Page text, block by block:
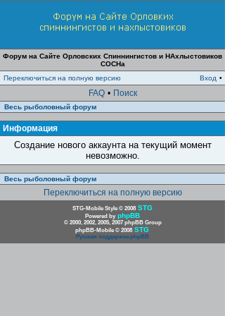
Форум на Сайте Орловских Спиннингистов и НАхлыстовиков
СОСНа
Переключиться на полную версию
Вход •
FAQ • Поиск
Весь рыболовный форум
Информация
Создание нового аккаунта на текущий момент
невозможно.
Весь рыболовный форум
Переключиться на полную версию
STG-Mobile Style © 2008 STG
Powered by phpBB
© 2000, 2002, 2005, 2007 phpBB Group
phpBB-Mobile © 2008 STG
Русская поддержка phpBB